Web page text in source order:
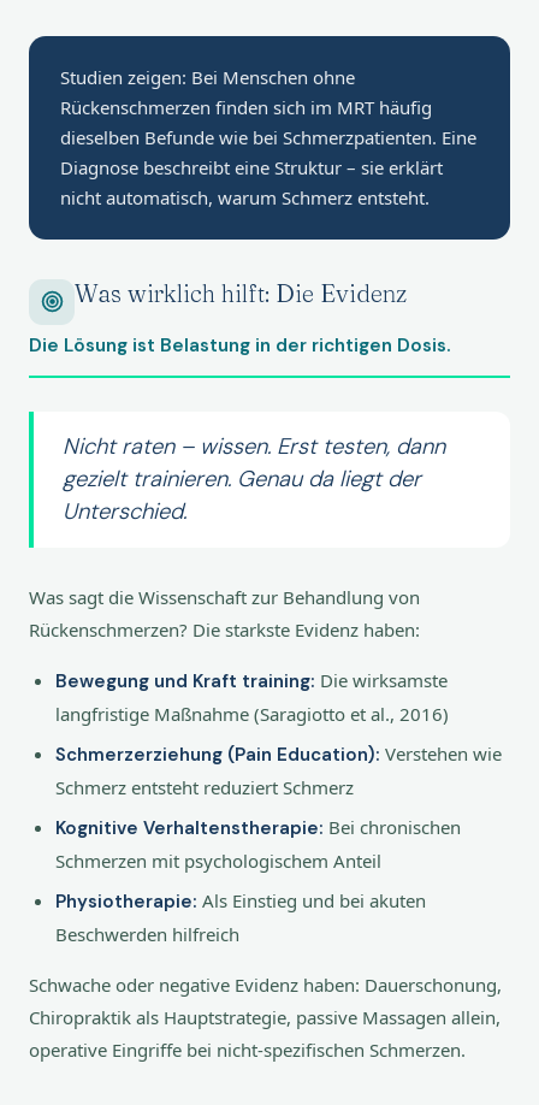
Studien zeigen: Bei Menschen ohne
Rückenschmerzen finden sich im MRT häufig
dieselben Befunde wie bei Schmerzpatienten. Eine
Diagnose beschreibt eine Struktur – sie erklärt
nicht automatisch, warum Schmerz entsteht.
Was wirklich hilft: Die Evidenz
Die Lösung ist Belastung in der richtigen Dosis.
Nicht raten – wissen. Erst testen, dann
gezielt trainieren. Genau da liegt der
Unterschied.
Was sagt die Wissenschaft zur Behandlung von
Rückenschmerzen? Die starkste Evidenz haben:
Bewegung und Kraft training: Die wirksamste
langfristige Maßnahme (Saragiotto et al., 2016)
Schmerzerziehung (Pain Education): Verstehen wie
Schmerz entsteht reduziert Schmerz
Kognitive Verhaltenstherapie: Bei chronischen
Schmerzen mit psychologischem Anteil
Physiotherapie: Als Einstieg und bei akuten
Beschwerden hilfreich
Schwache oder negative Evidenz haben: Dauerschonung,
Chiropraktik als Hauptstrategie, passive Massagen allein,
operative Eingriffe bei nicht-spezifischen Schmerzen.